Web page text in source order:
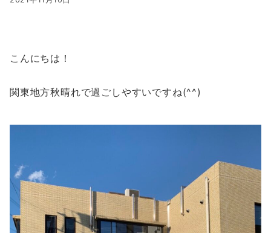
こんにちは！
関東地方秋晴れで過ごしやすいですね(^^)